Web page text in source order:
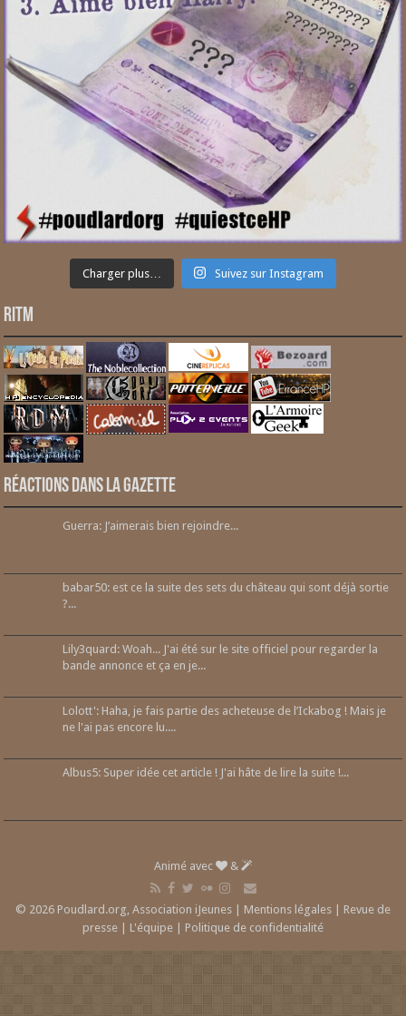
Charger plus… Suivez sur Instagram
RITM
Réactions dans la gazette
Guerra: J’aimerais bien rejoindre...
babar50: est ce la suite des sets du château qui sont déjà sortie
?...
Lily3quard: Woah... J'ai été sur le site officiel pour regarder la
bande annonce et ça en je...
Lolott': Haha, je fais partie des acheteuse de l’Ickabog ! Mais je
ne l'ai pas encore lu....
Albus5: Super idée cet article ! J'ai hâte de lire la suite !...
Animé avec &
© 2026 Poudlard.org, Association iJeunes | Mentions légales | Revue de
presse | L'équipe | Politique de confidentialité